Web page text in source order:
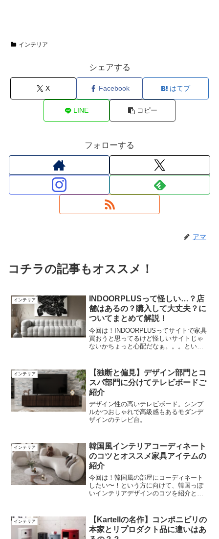
インテリア
シェアする
X Facebook はてブ
LINE コピー
フォローする
アマ
コチラの記事もオススメ！
インテリア
INDOORPLUSって怪しい…？店
舗はあるの？購入して大丈夫？に
ついてまとめて解説！
今回は！INDOORPLUSってサイトで家具
買おうと思ってるけど怪しいサイトじゃ
ないかちょっと心配だなぁ。。。という
商品も紹介していきたいと思います！
INDOO...
インテリア
【独断と偏見】デザイン部門とコ
スパ部門に分けてテレビボードご
紹介
デザイン性の高いテレビボード。シンプ
ルかつおしゃれで高級感もあるモダンデ
ザインのテレビ台。
インテリア
韓国風インテリアコーディネート
のコツとオススメ家具アイテムの
紹介
今回は！韓国風の部屋にコーディネート
したい〜！という方に向けて、韓国っぽ
いインテリアデザインのコツを紹介とオ
イト・ベージュ基調【2】 四角より丸型
【3】 雑貨アイテム...
インテリア
【Kartellの名作】コンポニビリの
本家とリプロダクト品に違いはあ